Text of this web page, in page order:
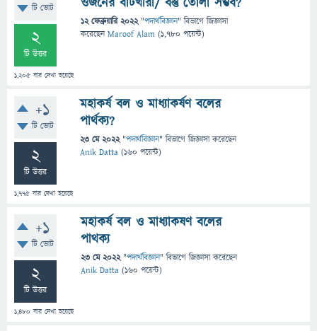
টি ভোট
2
টি উত্তর
1,205 বার দেখা হয়েছে
12 ফেব্রুয়ারি 2022 "পদার্থবিজ্ঞান" বিভাগে জিজ্ঞাসা
করেছেনMaroof Alam (1,780 পয়েন্ট)
+1
টি ভোট
2
টি উত্তর
1,775 বার দেখা হয়েছে
মহাকর্ষ বল ও মাধ্যাকর্ষণ বলের
পার্থক্য?
23 মে 2022 "পদার্থবিজ্ঞান" বিভাগে জিজ্ঞাসাকরেছেন
Anik Datta (160 পয়েন্ট)
+1
টি ভোট
2
টি উত্তর
1,480 বার দেখা হয়েছে
মহাকর্ষ বল ও মাধ্যাকষণ বলের
পাথক্য
23 মে 2022 "পদার্থবিজ্ঞান" বিভাগে জিজ্ঞাসাকরেছেন
Anik Datta (160 পয়েন্ট)